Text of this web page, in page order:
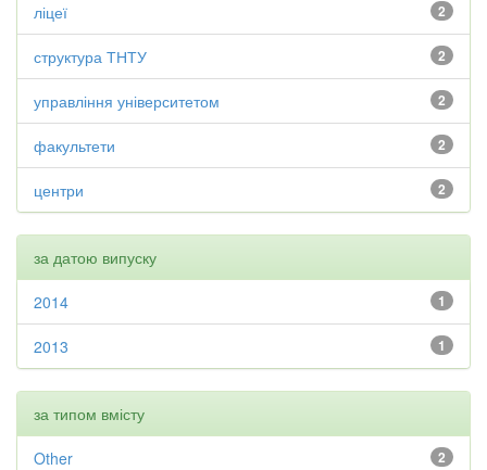
2
ліцеї
2
структура ТНТУ
2
управління університетом
2
факультети
2
центри
за датою випуску
1
2014
1
2013
за типом вмісту
2
Other